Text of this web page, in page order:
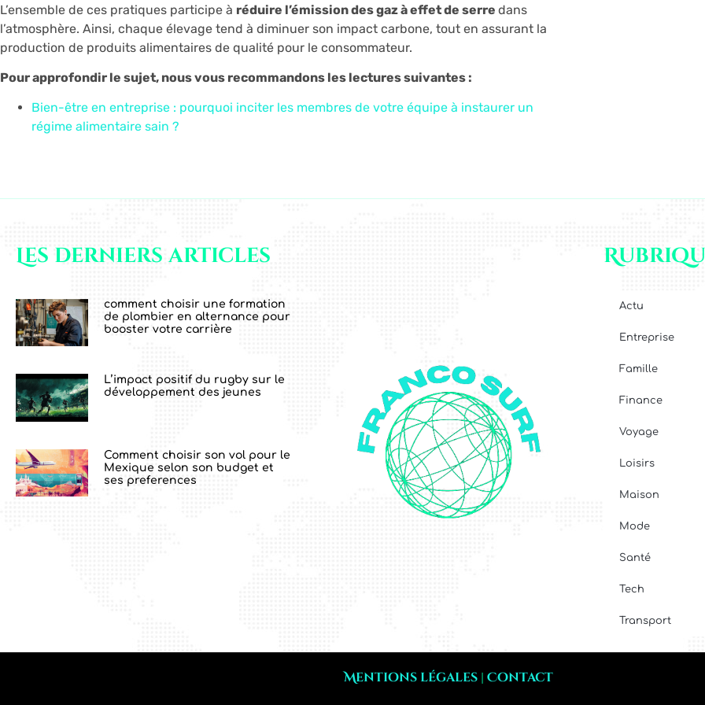
L’ensemble de ces pratiques participe à réduire l’émission des gaz à effet de serre dans
l’atmosphère. Ainsi, chaque élevage tend à diminuer son impact carbone, tout en assurant la
production de produits alimentaires de qualité pour le consommateur.
Pour approfondir le sujet, nous vous recommandons les lectures suivantes :
Bien-être en entreprise : pourquoi inciter les membres de votre équipe à instaurer un
régime alimentaire sain ?
Les derniers articles
comment choisir une formation
de plombier en alternance pour
booster votre carrière
L’impact positif du rugby sur le
développement des jeunes
Comment choisir son vol pour le
Mexique selon son budget et
ses preferences
Actu
Entreprise
Famille
Finance
Voyage
Loisirs
Maison
Mode
Santé
Tech
Transport
Mentions légales | Contact